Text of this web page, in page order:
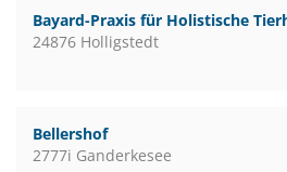
Bayard-Praxis für Holistische
24876 Holligstedt
Bellershof
2777i Ganderkesee